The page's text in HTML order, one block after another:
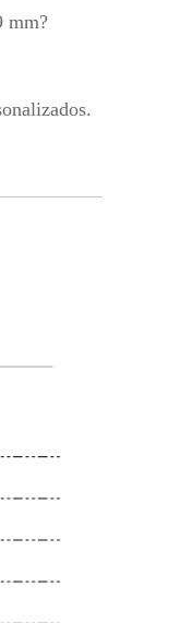
mm?